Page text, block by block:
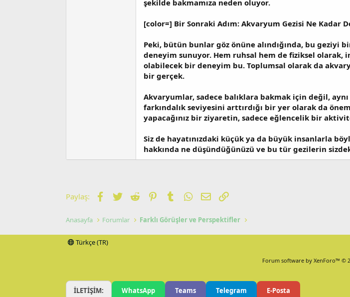
şekilde bakmamıza neden oluyor.
[color=] Bir Sonraki Adım: Akvaryum Gezisi Ne Kadar
Peki, bütün bunlar göz önüne alındığında, bu
deneyim sunuyor. Hem ruhsal hem de fiziksel olarak,
olabilecek bir deneyim bu. Toplumsal olarak da
bir gerçek.
Akvaryumlar, sadece balıklara bakmak için değil,
farkındalık seviyesini arttırdığı bir yer olarak da
yapacağınız bir ziyaretin, sadece eğlencelik bir
Siz de hayatınızdaki küçük ya da büyük insanlarla
hakkında ne düşündüğünüzü ve bu tür gezilerin
Paylaş: Facebook
TwitterReddit PinterestTumblrWhatsApp
E-postaLink
Anasayfa Forumlar Farklı Görüşler ve Perspektifler
Türkçe (TR)
Forum software by XenForo™ ©
İLETİŞİM: WhatsApp Teams Telegram E-Posta